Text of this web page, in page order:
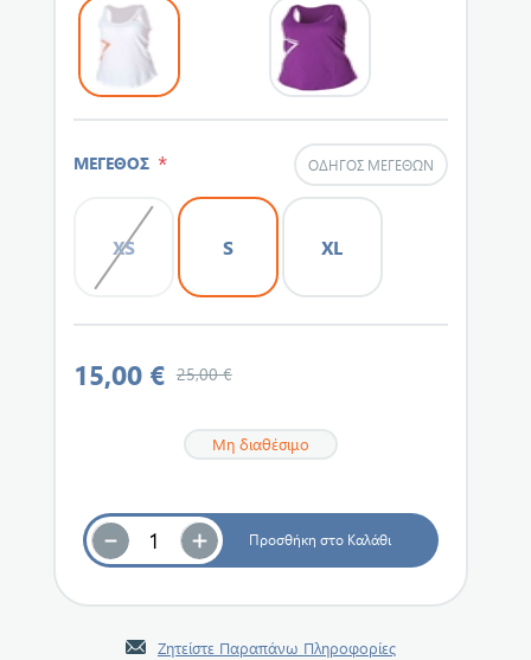
ΜΕΓΕΘΟΣ * ΟΔΗΓΌΣ ΜΕΓΕΘΏΝ
XS S XL
15,00 € 25,00 €
Μη διαθέσιμο
Ζητείστε Παραπάνω Πληροφορίες